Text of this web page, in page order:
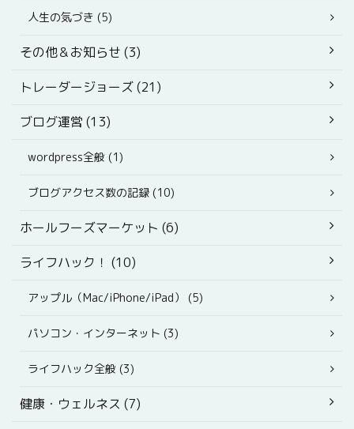
人生の気づき (5)
その他＆お知らせ (3)
トレーダージョーズ (21)
ブログ運営 (13)
wordpress全般 (1)
ブログアクセス数の記録 (10)
ホールフーズマーケット (6)
ライフハック！ (10)
アップル（Mac/iPhone/iPad） (5)
パソコン・インターネット (3)
ライフハック全般 (3)
健康・ウェルネス (7)